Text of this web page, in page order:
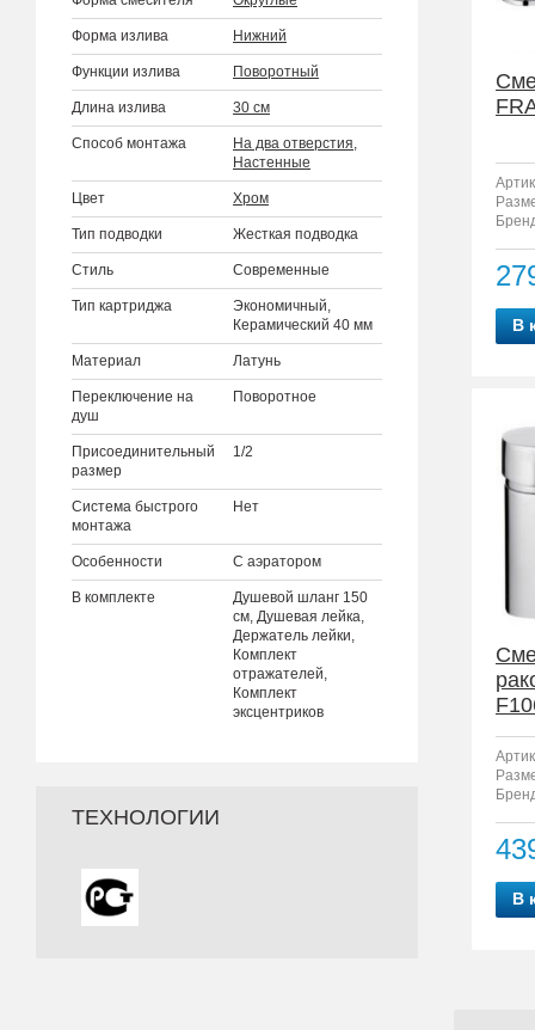
Форма излива Нижний
Функции излива Поворотный
Длина излива 30 см
Способ монтажа На два отверстия,
Настенные
Цвет Хром
Тип подводки Жесткая подводка
Стиль Современные
Тип картриджа
Экономичный,
Керамический 40 мм
Материал Латунь
Переключение на
душ
Поворотное
Присоединительный
размер
1/2
Система быстрого
монтажа
Нет
Особенности С аэратором
В комплекте
Душевой шланг 150
см, Душевая лейка,
Держатель лейки,
Комплект
отражателей,
Комплект
эксцентриков
ТЕХНОЛОГИИ
В
В